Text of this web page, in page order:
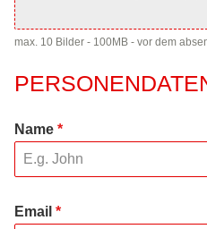
max. 10 Bilder - 100MB - vor dem
Name *
Email *